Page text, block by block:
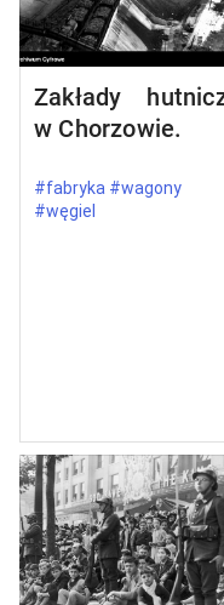
Zakłady
w Chorzowie.
#fabryka #wagony
#węgiel